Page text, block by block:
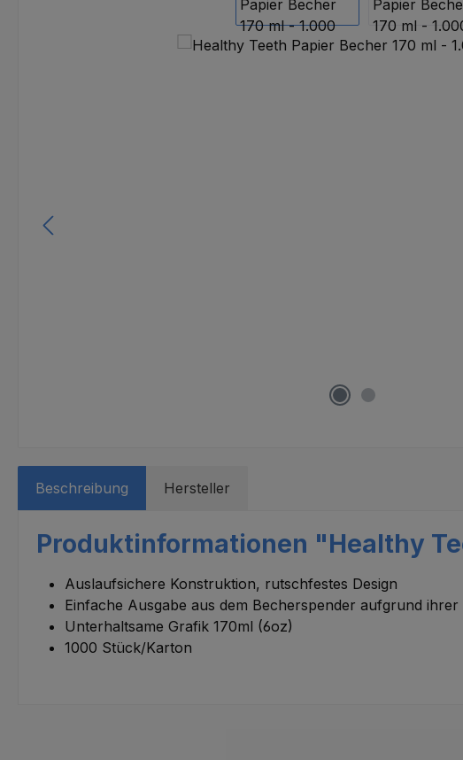
Beschreibung Hersteller
Produktinformationen "Healthy
Auslaufsichere Konstruktion, rutschfestes Design
Einfache Ausgabe aus dem Becherspender aufgrund
Unterhaltsame Grafik 170ml (6oz)
1000 Stück/Karton